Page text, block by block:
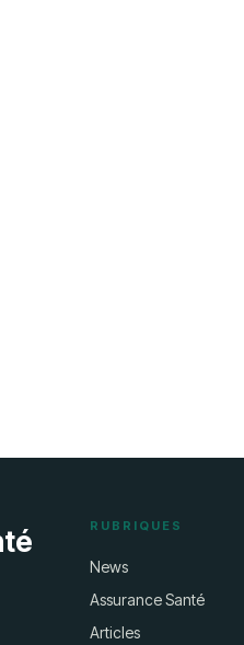
RUBRIQUES
News
Assurance Santé
Articles